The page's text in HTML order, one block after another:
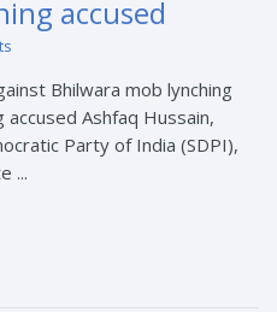
accused
Bhilwara mob lynching
Ashfaq Hussain,
Party of India (SDPI),
...